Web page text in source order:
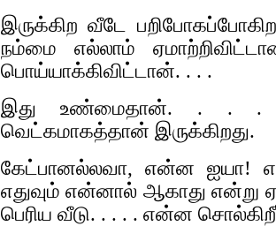
இருக்கிற வீடே
நம்மை எல்லாம்
பொய்யாக்கிவிட்டான். . . .
இது உண்மைதான். . . .
வெட்கமாகத்தான் இருக்கிறது.
கேட்பானல்லவா, என்ன ஐயா!
எதுவும் என்னால் ஆகாது என்று
பெரிய வீடு. . . . . என்ன